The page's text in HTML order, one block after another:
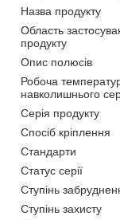
Назва продукту
Область
продукту
Опис полюсів
Робоча
навколишнього
Серія продукту
Спосіб кріплення
Стандарти
Статус серії
Ступінь
Ступінь захисту